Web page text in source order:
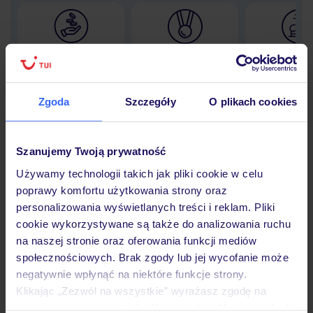
Zgoda Szczegóły O plikach cookies
Szanujemy Twoją prywatność
Używamy technologii takich jak pliki cookie w celu
poprawy komfortu użytkowania strony oraz
personalizowania wyświetlanych treści i reklam. Pliki
cookie wykorzystywane są także do analizowania ruchu
na naszej stronie oraz oferowania funkcji mediów
społecznościowych. Brak zgody lub jej wycofanie może
negatywnie wpłynąć na niektóre funkcje strony.
Klikając „Zezwól na wszystkie” wyrażasz zgodę na
30 lat w
Hotel
Opinie
Pokoje